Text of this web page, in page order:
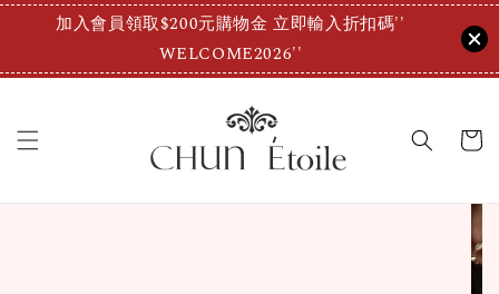
加入會員領取$200元購物金 立即輸入折扣碼''
WELCOME2026''